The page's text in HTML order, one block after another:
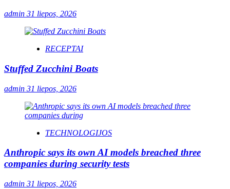
admin 31 liepos, 2026
RECEPTAI
Stuffed Zucchini Boats
admin 31 liepos, 2026
TECHNOLOGIJOS
Anthropic says its own AI models breached three
companies during security tests
admin 31 liepos, 2026